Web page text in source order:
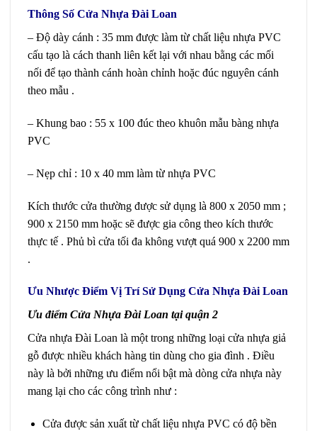
Thông Số Cửa Nhựa Đài Loan
– Độ dày cánh : 35 mm được làm từ chất liệu nhựa PVC
cấu tạo là cách thanh liên kết lại với nhau bằng các mối
nối để tạo thành cánh hoàn chỉnh hoặc đúc nguyên cánh
theo mẫu .
– Khung bao : 55 x 100 đúc theo khuôn mẫu bàng nhựa
PVC
– Nẹp chỉ : 10 x 40 mm làm từ nhựa PVC
Kích thước cửa thường được sử dụng là 800 x 2050 mm ;
900 x 2150 mm hoặc sẽ được gia công theo kích thước
thực tế . Phủ bì cửa tối đa không vượt quá 900 x 2200 mm
.
Ưu Nhược Điểm Vị Trí Sử Dụng Cửa Nhựa Đài Loan
Ưu điểm Cửa Nhựa Đài Loan tại quận 2
Cửa nhựa Đài Loan là một trong những loại cửa nhựa giả
gỗ được nhiều khách hàng tin dùng cho gia đình . Điều
này là bởi những ưu điểm nổi bật mà dòng cửa nhựa này
mang lại cho các công trình như :
Cửa được sản xuất từ chất liệu nhựa PVC có độ bền